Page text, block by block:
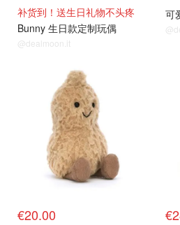
补货到！送生日礼物不头疼
Bunny 生日款定制玩偶
@dealmoon.it
可
€20.00